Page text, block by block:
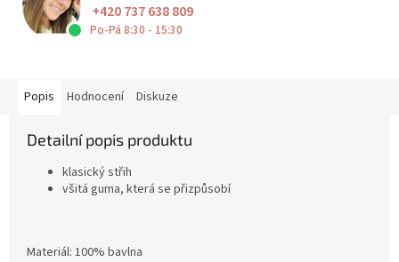
+420 737 638 809
Po-Pá 8:30 - 15:30
Popis Hodnocení Diskuze
Detailní popis produktu
klasický střih
všitá guma, která se přizpůsobí
Materiál: 100% bavlna